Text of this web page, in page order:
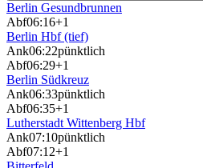
Berlin Gesundbrunnen
Abf06:16+1
Berlin Hbf (tief)
Ank06:22pünktlich
Abf06:29+1
Berlin Südkreuz
Ank06:33pünktlich
Abf06:35+1
Lutherstadt Wittenberg Hbf
Ank07:10pünktlich
Abf07:12+1